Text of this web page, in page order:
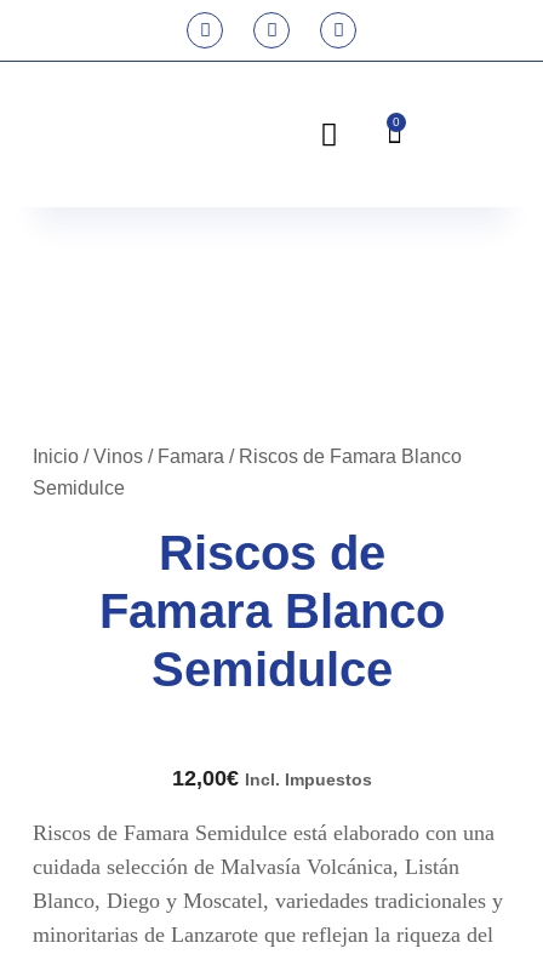
0
Inicio/Vinos/ Famara / Riscos de Famara Blanco
Semidulce
Riscos de
Famara Blanco
Semidulce
12,00€ Incl. Impuestos
Riscos de Famara Semidulce está elaborado con una
cuidada selección de Malvasía Volcánica, Listán
Blanco, Diego y Moscatel, variedades tradicionales y
minoritarias de Lanzarote que reflejan la riqueza del